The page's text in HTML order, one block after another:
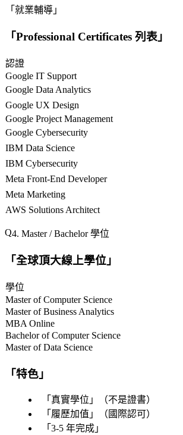
「 就業輔導 」
「Professional Certificates 列表 」
認證
Google IT Support
Google Data Analytics
Google UX Design
Google Project Management
Google Cybersecurity
IBM Data Science
IBM Cybersecurity
Meta Front-End Developer
Meta Marketing
AWS Solutions Architect
4. Master / Bachelor 學位
「全球頂大線上學位 」
學位
Master of Computer Science
Master of Business Analytics
MBA Online
Bachelor of Computer Science
Master of Data Science
「特色 」
「 真實學位 」（不是證書）
「 履歷加值 」（國際認可）
「 3-5 年完成 」